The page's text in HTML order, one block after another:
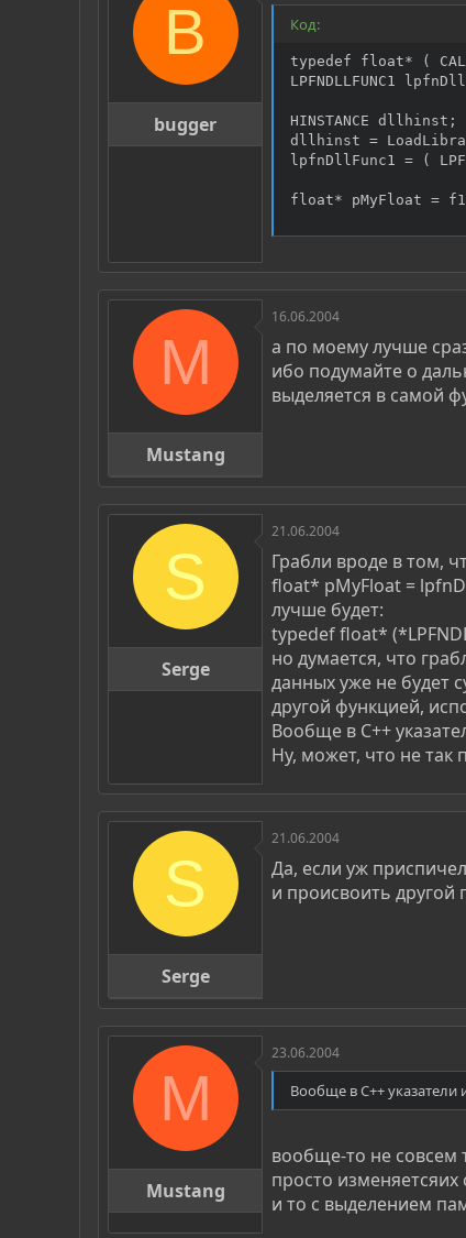
B
bugger
Код:
typedef float* (
LPFNDLLFUNC1
HINSTANCE dllhinst;
dllhinst =
lpfnDllFunc1 = (
float* pMyFloat =
M
Mustang
16.06.2004
а по моему лучше
ибо подумайте о
выделяется в самой
S
Serge
21.06.2004
Грабли вроде в том,
float* pMyFloat =
лучше будет:
typedef float*
но думается, что
данных уже не будет
другой функцией,
Вообще в С++
Ну, может, что не так
S
Serge
21.06.2004
Да, если уж
и происвоить другой
M
Mustang
23.06.2004
Вообще в С++
вообще-то не совсем
просто
и то с выделением